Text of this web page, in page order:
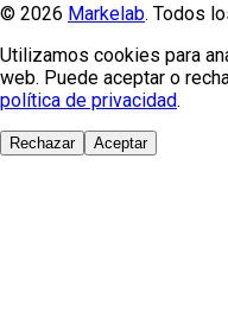
© 2026 Markelab. Todos
Utilizamos cookies para
web. Puede aceptar o
política de privacidad.
Rechazar Aceptar